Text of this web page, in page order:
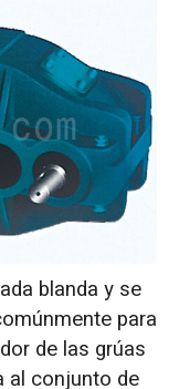
blanda y se
para
de las grúas
al conjunto de